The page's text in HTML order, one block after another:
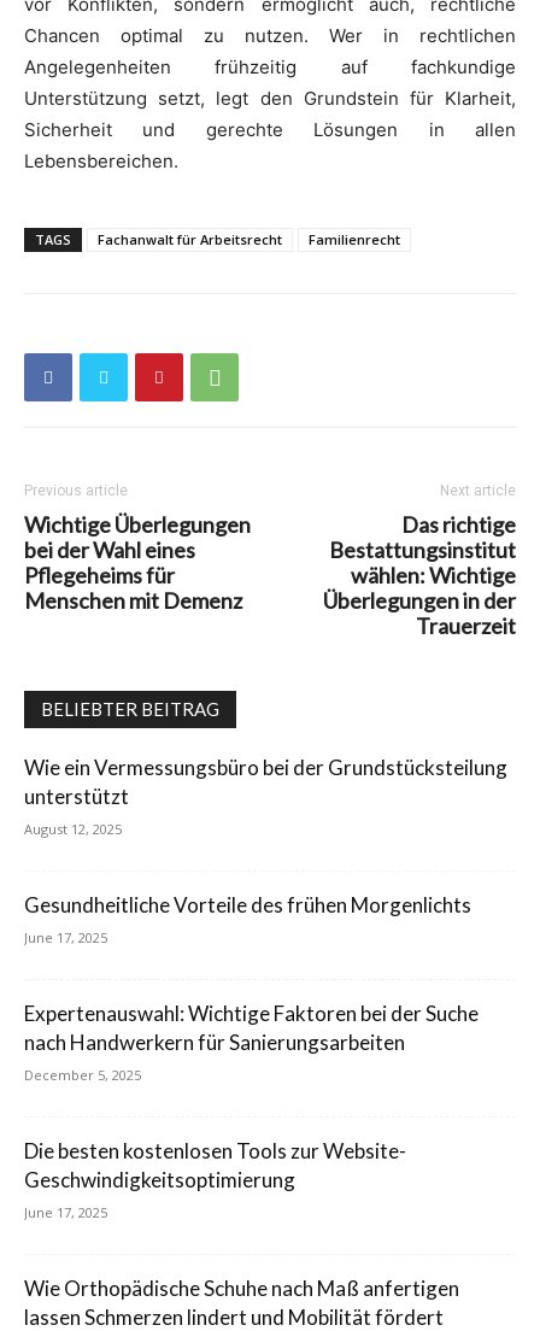
Chancen optimal zu nutzen. Wer in rechtlichen
Angelegenheiten frühzeitig auf fachkundige
Unterstützung setzt, legt den Grundstein für Klarheit,
Sicherheit und gerechte Lösungen in allen
Lebensbereichen.
TAGS Fachanwalt für Arbeitsrecht Familienrecht
Previous article
Wichtige Überlegungen
bei der Wahl eines
Pflegeheims für
Menschen mit Demenz
Next article
Das richtige
Bestattungsinstitut
wählen: Wichtige
Überlegungen in der
Trauerzeit
BELIEBTER BEITRAG
Wie ein Vermessungsbüro bei der Grundstücksteilung
unterstützt
August 12, 2025
Gesundheitliche Vorteile des frühen Morgenlichts
June 17, 2025
Expertenauswahl: Wichtige Faktoren bei der Suche
nach Handwerkern für Sanierungsarbeiten
December 5, 2025
Die besten kostenlosen Tools zur Website-
Geschwindigkeitsoptimierung
June 17, 2025
Wie Orthopädische Schuhe nach Maß anfertigen
lassen Schmerzen lindert und Mobilität fördert